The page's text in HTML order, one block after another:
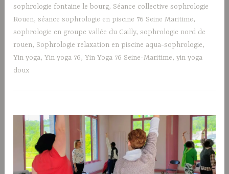
sophrologie fontaine le bourg, Séance collective sophrologie
Rouen,séance sophrologie en piscine 76 Seine Maritime,
sophrologie en groupe vallée du Cailly,sophrologie nord de
rouen, Sophrologie relaxation en piscine aqua-sophrologie,
Yin yoga,Yin yoga 76,Yin Yoga 76 Seine-Maritime,yin yoga
doux